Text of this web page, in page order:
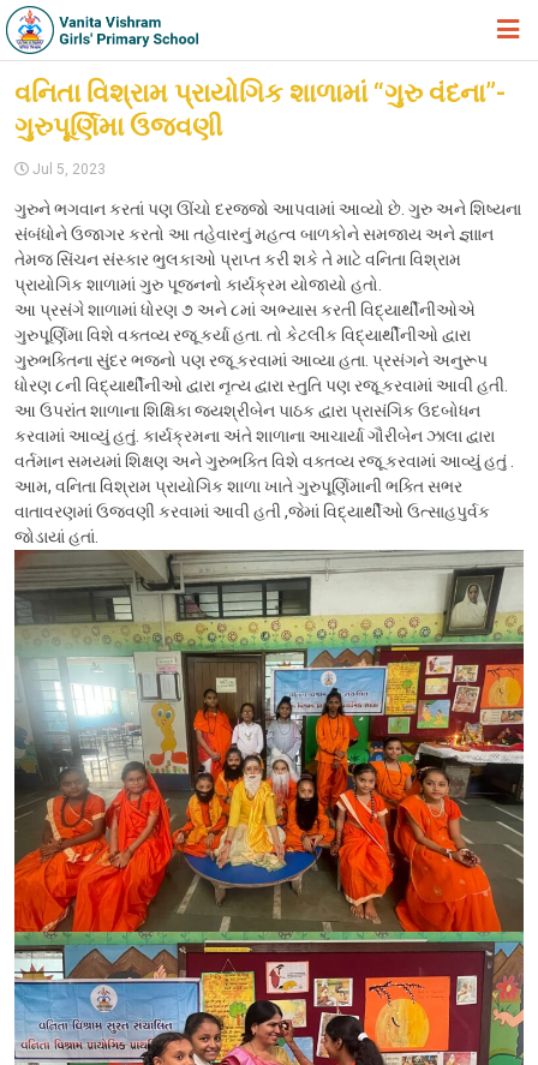
HOME
ABOUT TRUST
ACADEMIC
STUDENT ZONE
NEWS & EVENTS
GALLERY
ADMISSION FORM
JOIN US
360º VIRTUAL TOUR
CONTACT
વનિતા વિશ્રામ પ્રાયોગિક શાળામાં “ગુરુ વંદના”-
ગુરુપૂર્ણિમા ઉજવણી
Jul 5, 2023
ગુરુને ભગવાન કરતાં પણ ઊંચો દરજ્જો આપવામાં આવ્યો છે. ગુરુ અને શિષ્યના
સંબંધોને ઉજાગર કરતો આ તહેવારનું મહત્વ બાળકોને સમજાય અને જ્ઞાાન
તેમજ સિંચન સંસ્કાર ભુલકાઓ પ્રાપ્ત કરી શકે તે માટે વનિતા વિશ્રામ
પ્રાયોગિક શાળામાં ગુરુ પૂજનનો કાર્યક્રમ યોજાયો હતો.
આ પ્રસંગે શાળામાં ધોરણ ૭ અને ૮માં અભ્યાસ કરતી વિદ્યાર્થીનીઓએ
ગુરુપૂર્ણિમા વિશે વક્તવ્ય રજૂ કર્યા હતા. તો કેટલીક વિદ્યાર્થીનીઓ દ્વારા
ગુરુભક્તિના સુંદર ભજનો પણ રજૂ કરવામાં આવ્યા હતા. પ્રસંગને અનુરૂપ
ધોરણ ૮ની વિદ્યાર્થીનીઓ દ્વારા નૃત્ય દ્વારા સ્તુતિ પણ રજૂ કરવામાં આવી હતી.
આ ઉપરાંત શાળાના શિક્ષિકા જયશ્રીબેન પાઠક દ્વારા પ્રાસંગિક ઉદબોધન
કરવામાં આવ્યું હતું. કાર્યક્રમના અંતે શાળાના આચાર્યા ગૌરીબેન ઝાલા દ્વારા
વર્તમાન સમયમાં શિક્ષણ અને ગુરુભક્તિ વિશે વક્તવ્ય રજૂ કરવામાં આવ્યું હતું .
આમ, વનિતા વિશ્રામ પ્રાયોગિક શાળા ખાતે ગુરુપૂર્ણિમાની ભક્તિ સભર
વાતાવરણમાં ઉજવણી કરવામાં આવી હતી ,જેમાં વિદ્યાર્થીઓ ઉત્સાહપુર્વક
જોડાયાં હતાં.